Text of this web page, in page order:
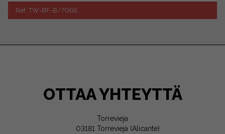
Ref. TW-BF-B/7066
OTTAA YHTEYTTÄ
Torrevieja
03181 Torrevieja (Alicante)